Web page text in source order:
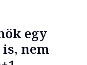
egy
nem